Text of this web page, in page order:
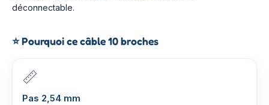
déconnectable.
⭐Pourquoi ce câble 10 broches
📏
Pas 2,54 mm